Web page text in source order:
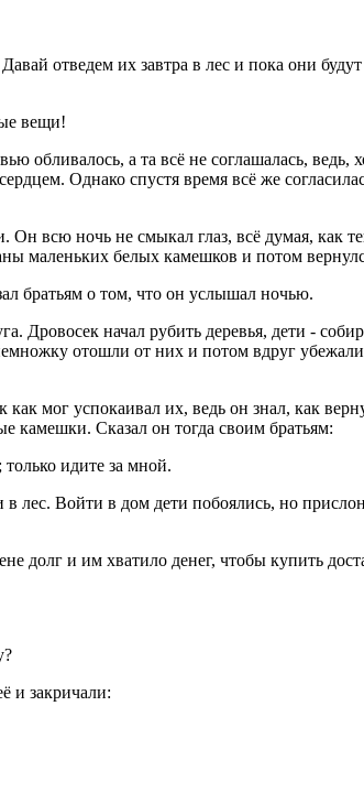
отведем их завтра в лес и пока они будут
вещи!
обливалось, а та всё не соглашалась, ведь,
Однако спустя время всё же
Он всю ночь не смыкал глаз, всё думая, как
маленьких белых камешков и потом
братьям о том, что он услышал ночью.
Дровосек начал рубить деревья, дети -
отошли от них и потом вдруг
мог успокаивал их, ведь он знал, как
камешки. Сказал он тогда своим братьям:
идите за мной.
лес. Войти в дом дети побоялись, но
долг и им хватило денег, чтобы купить
и закричали: